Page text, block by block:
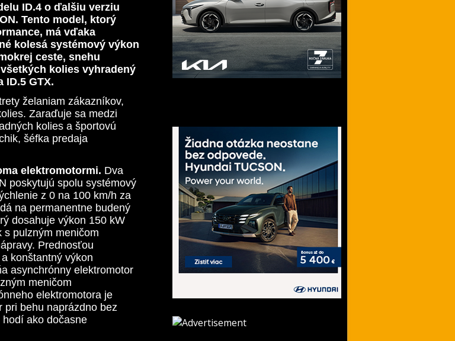
ID.4 o ďalšiu verziu
Tento model, ktorý
má vďaka
kolesá systémový výkon
ceste, snehu
kolies vyhradený
ID.5 GTX.
želaniam zákazníkov,
Zaraďuje sa medzi
kolies a športovú
šéfka predaja
elektromotormi. Dva
poskytujú spolu systémový
z 0 na 100 km/h za
na permanentne budený
dosahuje výkon 150 kW
s pulzným meničom
Prednosťou
konštantný výkon
asynchrónny elektromotor
meničom
elektromotora je
behu naprázdno bez
ako dočasne